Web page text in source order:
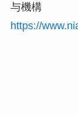
与機構
https://